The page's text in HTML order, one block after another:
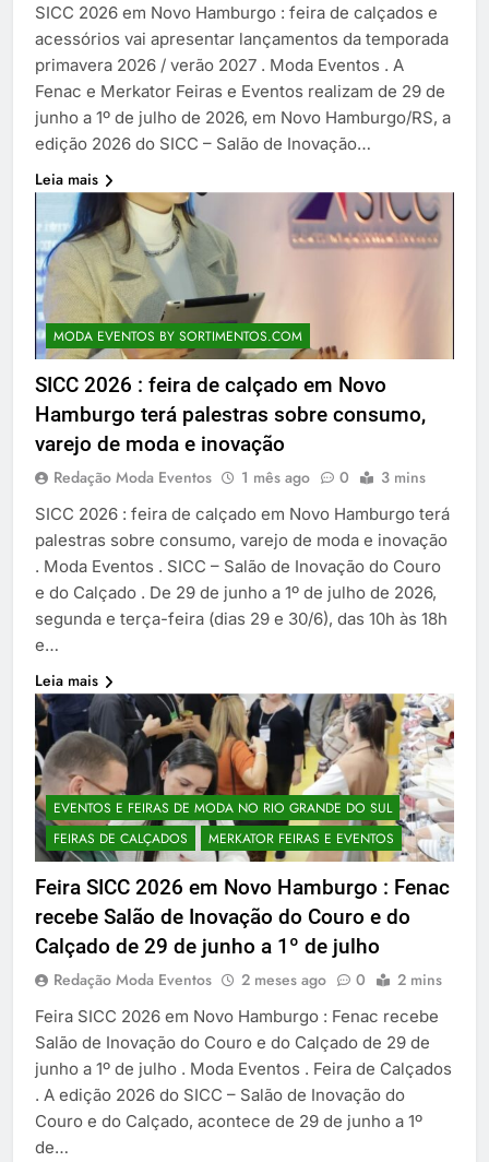
SICC 2026 em Novo Hamburgo : feira de calçados e
acessórios vai apresentar lançamentos da temporada
primavera 2026 / verão 2027 . Moda Eventos . A
Fenac e Merkator Feiras e Eventos realizam de 29 de
junho a 1º de julho de 2026, em Novo Hamburgo/RS, a
edição 2026 do SICC – Salão de Inovação…
Leia mais
MODA EVENTOS BY SORTIMENTOS.COM
SICC 2026 : feira de calçado em Novo
Hamburgo terá palestras sobre consumo,
varejo de moda e inovação
Redação Moda Eventos 1 mês ago 0 3 mins
SICC 2026 : feira de calçado em Novo Hamburgo terá
palestras sobre consumo, varejo de moda e inovação
. Moda Eventos . SICC – Salão de Inovação do Couro
e do Calçado . De 29 de junho a 1º de julho de 2026,
segunda e terça-feira (dias 29 e 30/6), das 10h às 18h
e…
Leia mais
EVENTOS E FEIRAS DE MODA NO RIO GRANDE DO SUL
FEIRAS DE CALÇADOS
MERKATOR FEIRAS E EVENTOS
Feira SICC 2026 em Novo Hamburgo : Fenac
recebe Salão de Inovação do Couro e do
Calçado de 29 de junho a 1º de julho
Redação Moda Eventos 2 meses ago 0 2 mins
Feira SICC 2026 em Novo Hamburgo : Fenac recebe
Salão de Inovação do Couro e do Calçado de 29 de
junho a 1º de julho . Moda Eventos . Feira de Calçados
. A edição 2026 do SICC – Salão de Inovação do
Couro e do Calçado, acontece de 29 de junho a 1º
de…